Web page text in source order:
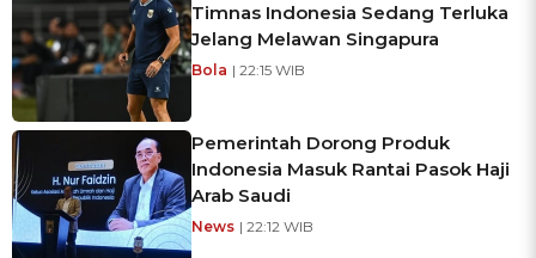
Timnas Indonesia Sedang Terluka
Jelang Melawan Singapura
Bola | 22:15 WIB
Pemerintah Dorong Produk
Indonesia Masuk Rantai Pasok Haji
Arab Saudi
News | 22:12 WIB